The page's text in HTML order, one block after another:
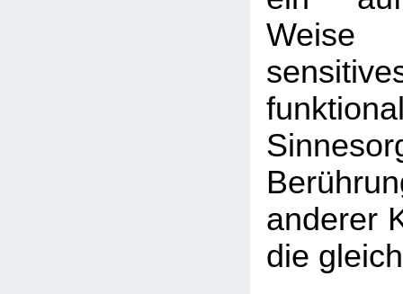
Weise
anderer
die